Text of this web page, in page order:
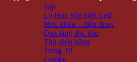
Sáp
Lọ Hoa Sáp Đèn Led
Móc khóa – điện thoại
Quà tặng độc đáo
Thú nhồi bông
Trang Trí
Combo